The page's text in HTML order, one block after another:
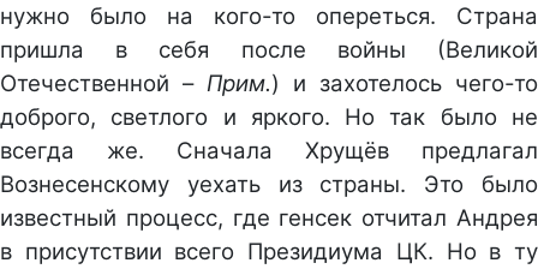
нужно было на кого-то опереться. Страна
пришла в себя после войны (Великой
Отечественной – Прим.) и захотелось чего-то
доброго, светлого и яркого. Но так было не
всегда же. Сначала Хрущёв предлагал
Вознесенскому уехать из страны. Это было
известный процесс, где генсек отчитал Андрея
в присутствии всего Президиума ЦК. Но в ту